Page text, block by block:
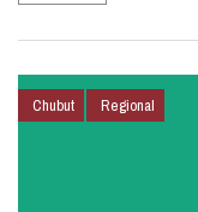
Chubut Regional